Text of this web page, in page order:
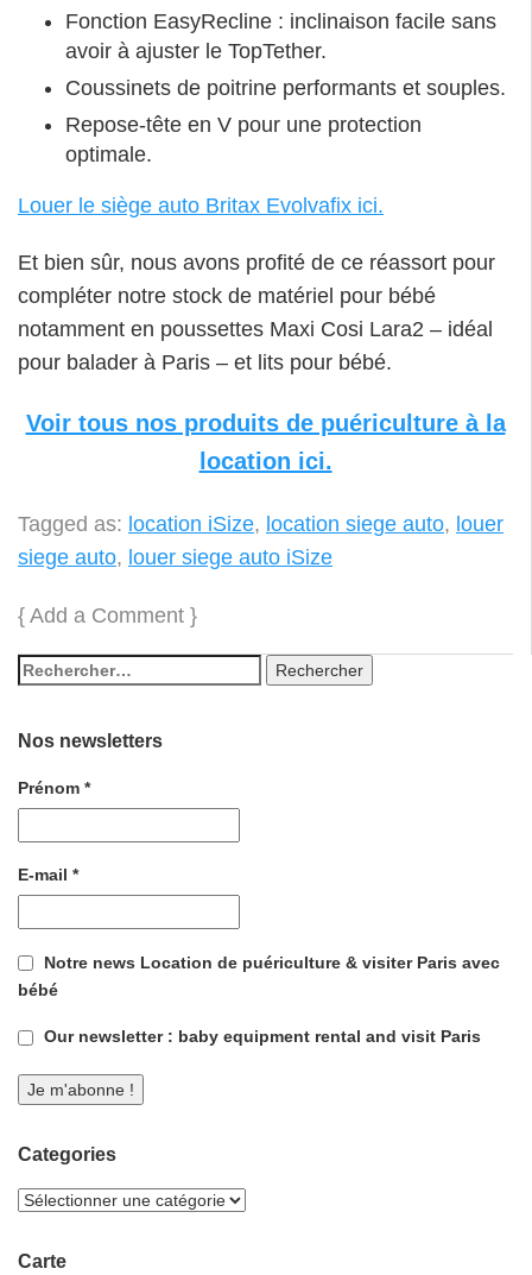
Fonction EasyRecline : inclinaison facile sans
avoir à ajuster le TopTether.
Coussinets de poitrine performants et souples.
Repose-tête en V pour une protection
optimale.
Louer le siège auto Britax Evolvafix ici.
Et bien sûr, nous avons profité de ce réassort pour
compléter notre stock de matériel pour bébé
notamment en poussettes Maxi Cosi Lara2 – idéal
pour balader à Paris – et lits pour bébé.
Voir tous nos produits de puériculture à la
location ici.
Tagged as: location iSize, location siege auto, louer
siege auto, louer siege auto iSize
{ Add a Comment }
Nos newsletters
Prénom *
E-mail *
Notre news Location de puériculture & visiter Paris avec
bébé
Our newsletter : baby equipment rental and visit Paris
Categories
Carte